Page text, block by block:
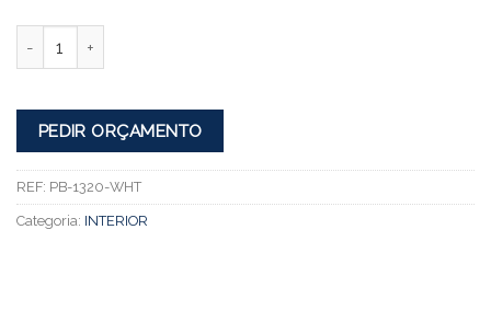
PEDIR ORÇAMENTO
REF: PB-1320-WHT
Categoria: INTERIOR